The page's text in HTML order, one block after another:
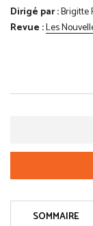
Dirigé par :Brigitte
Revue :Les
SOMMAIRE